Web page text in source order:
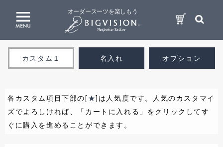
オーダースーツを楽しもう
カスタム１ 名入れ オプション
各カスタム項目下部の[★]は人気度です。人気のカスタマイ
ズでよろしければ、「カートに入れる」をクリックしてす
ぐに購入を進めることができます。